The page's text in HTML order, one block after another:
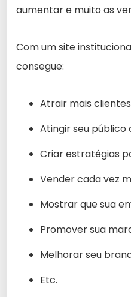
aumentar e muito as
Com um site
consegue:
Atrair mais
Atingir seu público
Criar estratégias
Vender cada vez
Mostrar que sua
Promover sua
Melhorar seu
Etc.